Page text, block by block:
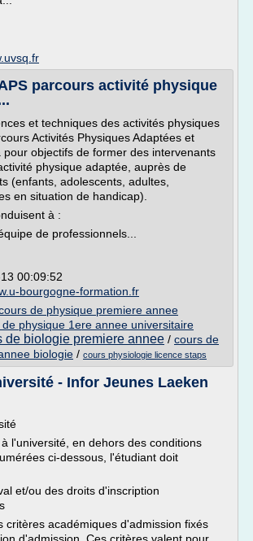
parcours activité physique
et techniques des activités physiques
Activités Physiques Adaptées et
pour objectifs de former des intervenants
physique adaptée, auprès de
(enfants, adolescents, adultes,
en situation de handicap).
à :
de professionnels...
00:09:52
bourgogne-formation.fr
de physique premiere annee
physique 1ere annee universitaire
de biologie premiere annee / cours de
biologie / cours physiologie licence staps
- Infor Jeunes Laeken
l'université, en dehors des conditions
ci-dessous, l'étudiant doit
et/ou des droits d'inscription
critères académiques d'admission fixés